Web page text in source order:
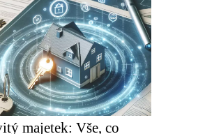
majetek: Vše, co